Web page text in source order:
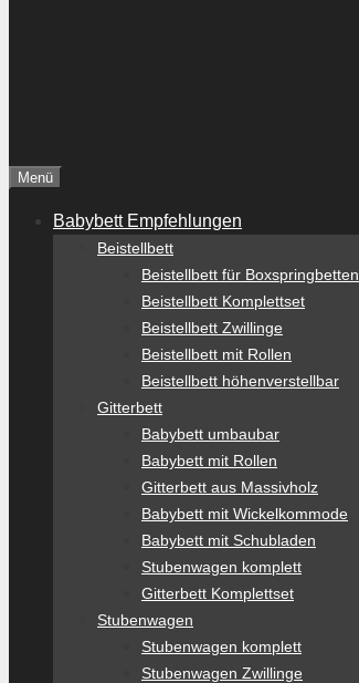
Menü
Babybett Empfehlungen
Beistellbett
Beistellbett für Boxspringbetten
Beistellbett Komplettset
Beistellbett Zwillinge
Beistellbett mit Rollen
Beistellbett höhenverstellbar
Gitterbett
Babybett umbaubar
Babybett mit Rollen
Gitterbett aus Massivholz
Babybett mit Wickelkommode
Babybett mit Schubladen
Stubenwagen komplett
Gitterbett Komplettset
Stubenwagen
Stubenwagen komplett
Stubenwagen Zwillinge